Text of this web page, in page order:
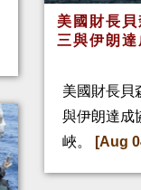
美國財長
三與伊朗
美國財長貝
與伊朗達成
峽。
[Aug